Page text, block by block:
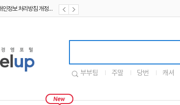
[공지] [호텔업] 개인정보 처리방침 개정본2 (19.09.02)
부부팀 주말 당번 캐셔